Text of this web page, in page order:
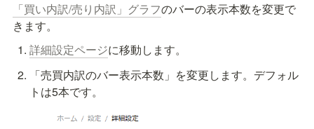
「買い内訳/売り内訳」グラフのバーの表示本数を変更で
きます。
詳細設定ページに移動します。
「売買内訳のバー表示本数」を変更します。デフォル
トは5本です。